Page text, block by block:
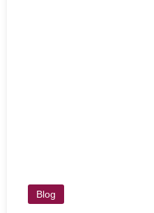
Blog